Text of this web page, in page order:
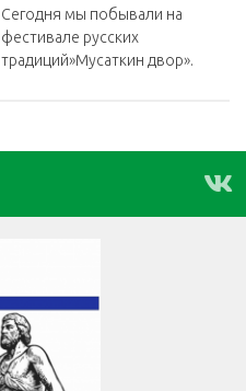
Сегодня мы побывали на
фестивале русских
традиций»Мусаткин двор».